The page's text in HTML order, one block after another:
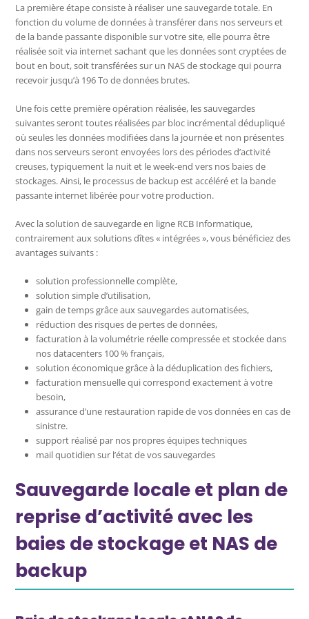
La première étape consiste à réaliser une sauvegarde totale. En
fonction du volume de données à transférer dans nos serveurs et
de la bande passante disponible sur votre site, elle pourra être
réalisée soit via internet sachant que les données sont cryptées de
bout en bout, soit transférées sur un NAS de stockage qui pourra
recevoir jusqu’à 196 To de données brutes.
Une fois cette première opération réalisée, les sauvegardes
suivantes seront toutes réalisées par bloc incrémental dédupliqué
où seules les données modifiées dans la journée et non présentes
dans nos serveurs seront envoyées lors des périodes d’activité
creuses, typiquement la nuit et le week-end vers nos baies de
stockages. Ainsi, le processus de backup est accéléré et la bande
passante internet libérée pour votre production.
Avec la solution de sauvegarde en ligne RCB Informatique,
contrairement aux solutions dîtes « intégrées », vous bénéficiez des
avantages suivants :
solution professionnelle complète,
solution simple d’utilisation,
gain de temps grâce aux sauvegardes automatisées,
réduction des risques de pertes de données,
facturation à la volumétrie réelle compressée et stockée dans
nos datacenters 100 % français,
solution économique grâce à la déduplication des fichiers,
facturation mensuelle qui correspond exactement à votre
besoin,
assurance d’une restauration rapide de vos données en cas de
sinistre.
support réalisé par nos propres équipes techniques
mail quotidien sur l’état de vos sauvegardes
Sauvegarde locale et plan de
reprise d’activité avec les
baies de stockage et NAS de
backup